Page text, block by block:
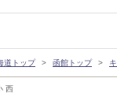
西
道トップ 函館トップ